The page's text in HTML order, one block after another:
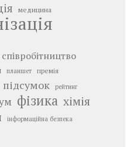
медицина
планшет премія
підсумок рейтинг
фізика хімія
інформаційна безпека